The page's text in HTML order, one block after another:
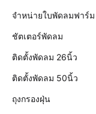
จำหน่ายใบพัดลมฟาร์ม
ชัตเตอร์พัดลม
ติดตั้งพัดลม 26นิ้ว
ติดตั้งพัดลม 50นิ้ว
ถุงกรองฝุ่น